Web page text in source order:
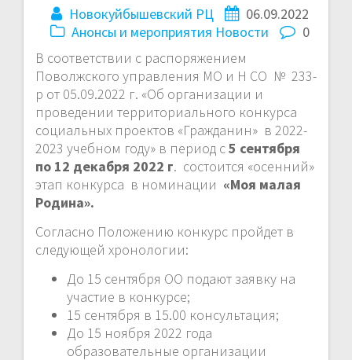
Новокуйбышевский РЦ
06.09.2022
Анонсы и мероприятия Новости
0
В соответствии с распоряжением
Поволжского управления МО и Н СО № 233-
р от 05.09.2022 г. «Об организации и
проведении территориального конкурса
социальных проектов «Гражданин» в 2022-
2023 учебном году» в период с5 сентября
по 12 декабря 2022 г. состоится «осенний»
этап конкурса в номинации «Моя малая
Родина».
Согласно Положению конкурс пройдет в
следующей хронологии:
До 15 сентября ОО подают заявку на
участие в конкурсе;
15 сентября в 15.00 консультация;
До 15 ноября 2022 года
образовательные организации